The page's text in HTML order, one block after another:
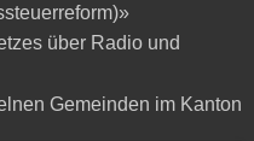
über Radio und
Gemeinden im Kanton